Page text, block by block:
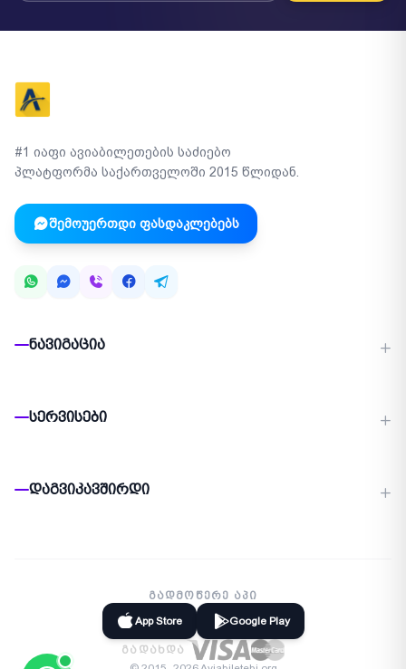
#1 იაფი ავიაბილეთების საძიებო
პლატფორმა საქართველოში 2015 წლიდან.
შემოუერთდი ფასდაკლებებს
ნავიგაცია
სერვისები
დაგვიკავშირდი
ᲒᲐᲓᲛᲝᲬᲔᲠᲔ ᲐᲞᲘ
App Store
Google Play
ᲒᲐᲓᲐᲮᲓᲐ